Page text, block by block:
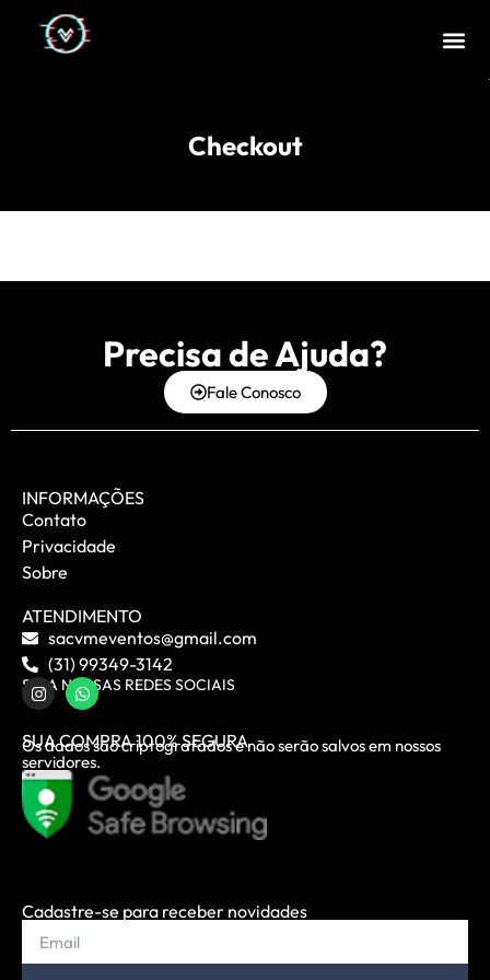
Checkout
Precisa de Ajuda?
Fale Conosco
INFORMAÇÕES
Contato
Privacidade
Sobre
ATENDIMENTO
sacvmeventos@gmail.com
(31) 99349-3142
SIGA NOSSAS REDES SOCIAIS
SUA COMPRA 100% SEGURA
Os dados são criptografados e não serão salvos em nossos
servidores.
Cadastre-se para receber novidades